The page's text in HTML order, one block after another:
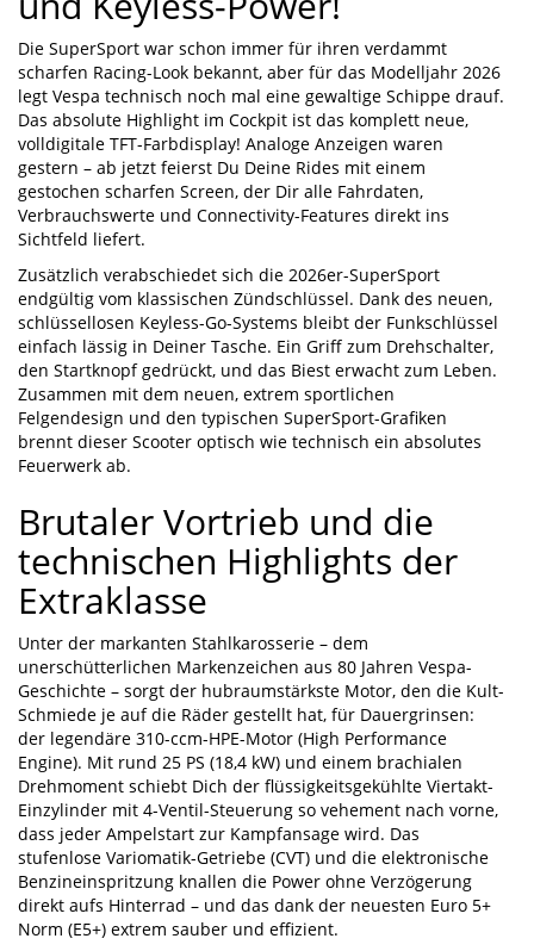
Die SuperSport war schon immer für ihren verdammt
scharfen Racing-Look bekannt, aber für das Modelljahr 2026
legt Vespa technisch noch mal eine gewaltige Schippe drauf.
Das absolute Highlight im Cockpit ist das komplett neue,
volldigitale TFT-Farbdisplay! Analoge Anzeigen waren
gestern – ab jetzt feierst Du Deine Rides mit einem
gestochen scharfen Screen, der Dir alle Fahrdaten,
Verbrauchswerte und Connectivity-Features direkt ins
Sichtfeld liefert.
Zusätzlich verabschiedet sich die 2026er-SuperSport
endgültig vom klassischen Zündschlüssel. Dank des neuen,
schlüssellosen Keyless-Go-Systems bleibt der Funkschlüssel
einfach lässig in Deiner Tasche. Ein Griff zum Drehschalter,
den Startknopf gedrückt, und das Biest erwacht zum Leben.
Zusammen mit dem neuen, extrem sportlichen
Felgendesign und den typischen SuperSport-Grafiken
brennt dieser Scooter optisch wie technisch ein absolutes
Feuerwerk ab.
Brutaler Vortrieb und die
technischen Highlights der
Extraklasse
Unter der markanten Stahlkarosserie – dem
unerschütterlichen Markenzeichen aus 80 Jahren Vespa-
Geschichte – sorgt der hubraumstärkste Motor, den die Kult-
Schmiede je auf die Räder gestellt hat, für Dauergrinsen:
der legendäre 310-ccm-HPE-Motor (High Performance
Engine). Mit rund 25 PS (18,4 kW) und einem brachialen
Drehmoment schiebt Dich der flüssigkeitsgekühlte Viertakt-
Einzylinder mit 4-Ventil-Steuerung so vehement nach vorne,
dass jeder Ampelstart zur Kampfansage wird. Das
stufenlose Variomatik-Getriebe (CVT) und die elektronische
Benzineinspritzung knallen die Power ohne Verzögerung
direkt aufs Hinterrad – und das dank der neuesten Euro 5+
Norm (E5+) extrem sauber und effizient.